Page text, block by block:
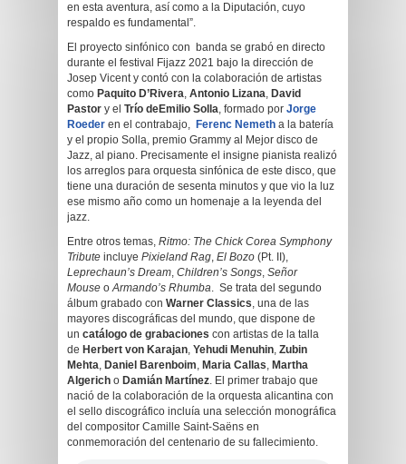
en esta aventura, así como a la Diputación, cuyo
respaldo es fundamental”.
El proyecto sinfónico con banda se grabó en directo
durante el festival Fijazz 2021 bajo la dirección de
Josep Vicent y contó con la colaboración de artistas
como Paquito D’Rivera, Antonio Lizana, David
Pastor y el Trío deEmilio Solla, formado por Jorge
Roeder en el contrabajo, Ferenc Nemeth a la batería
y el propio Solla, premio Grammy al Mejor disco de
Jazz, al piano. Precisamente el insigne pianista realizó
los arreglos para orquesta sinfónica de este disco, que
tiene una duración de sesenta minutos y que vio la luz
ese mismo año como un homenaje a la leyenda del
jazz.
Entre otros temas, Ritmo: The Chick Corea Symphony
Tribute incluye Pixieland Rag, El Bozo (Pt. II),
Leprechaun’s Dream, Children’s Songs, Señor
Mouse oArmando’s Rhumba. Se trata del segundo
álbum grabado con Warner Classics, una de las
mayores discográficas del mundo, que dispone de
un catálogo de grabaciones con artistas de la talla
de Herbert von Karajan, Yehudi Menuhin, Zubin
Mehta, Daniel Barenboim, Maria Callas, Martha
Algerich o Damián Martínez. El primer trabajo que
nació de la colaboración de la orquesta alicantina con
el sello discográfico incluía una selección monográfica
del compositor Camille Saint-Saëns en
conmemoración del centenario de su fallecimiento.